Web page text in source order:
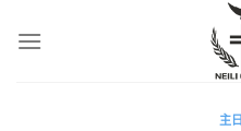
主